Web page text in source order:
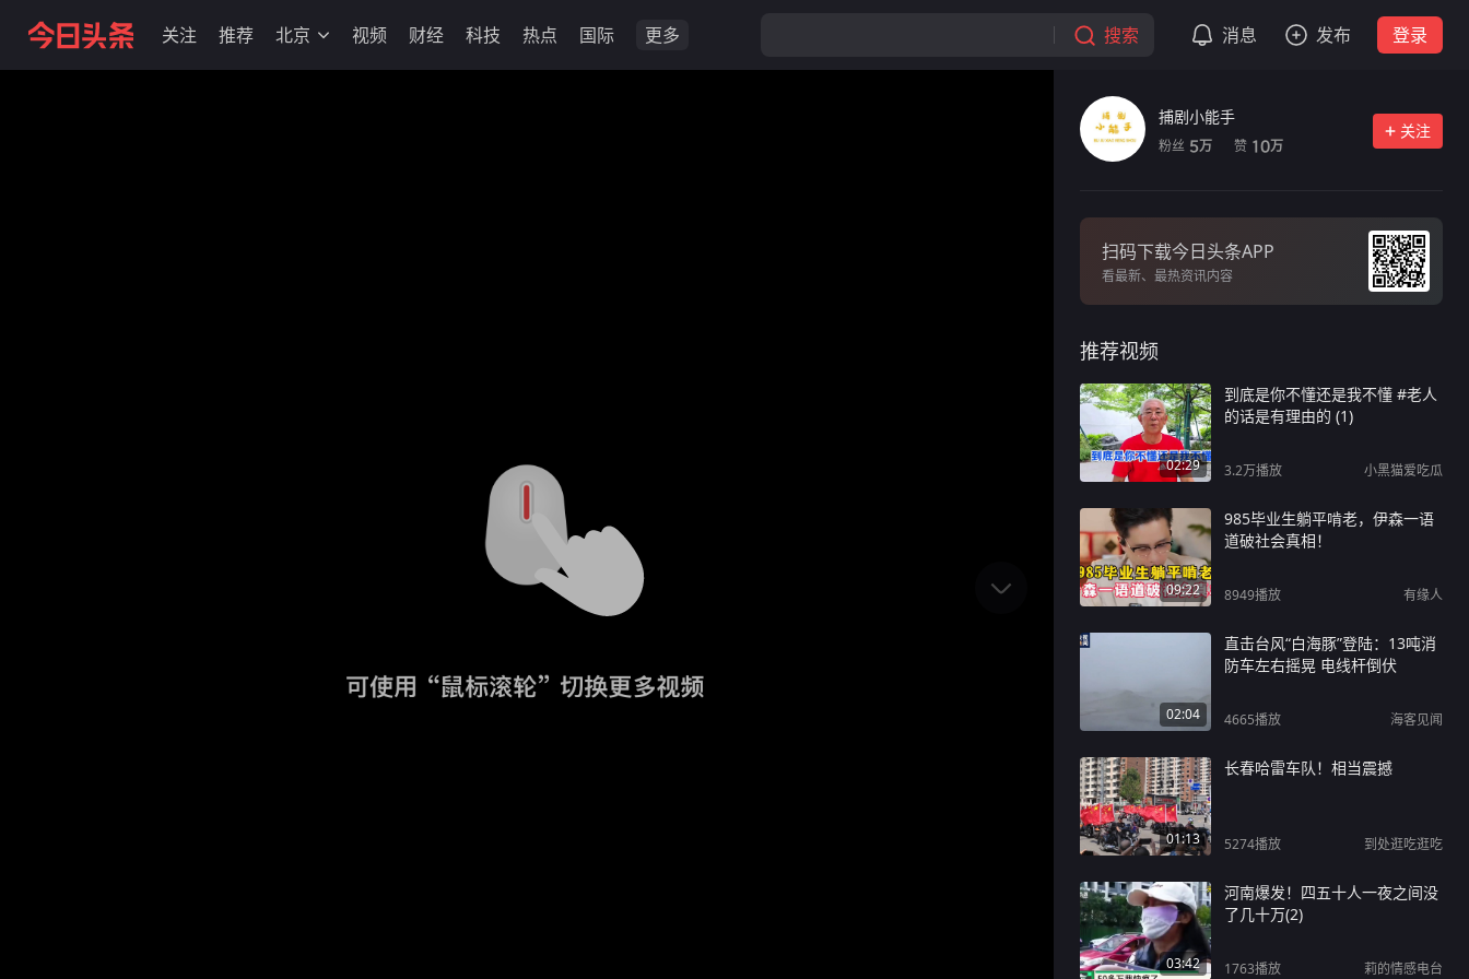
关注 推荐 北京 视频 财经 科技 热点 国际 更多 搜索 消息 发布 登录
捕剧小能手
粉丝 5万 赞 10万
关注
扫码下载今日头条APP
看最新、最热资讯内容
推荐视频
02:29
到底是你不懂还是我不懂 #老人
的话是有理由的 (1)
3.2万播放 小黑猫爱吃瓜
09:22
985毕业生躺平啃老，伊森一语
道破社会真相！
8949播放 有缘人
02:04
直击台风“白海豚”登陆：13吨消
防车左右摇晃 电线杆倒伏
4665播放 海客见闻
01:13
长春哈雷车队！相当震撼
5274播放 到处逛吃逛吃
03:42
河南爆发！四五十人一夜之间没
了几十万(2)
1763播放 莉的情感电台